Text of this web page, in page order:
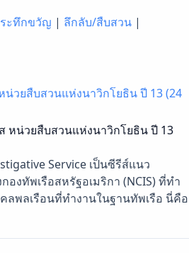
ระทึกขวัญ | ลึกลับ/สืบสวน |
น่วยสืบสวนแห่งนาวิกโยธิน ปี 13 (24
ส หน่วยสืบสวนแห่งนาวิกโยธิน ปี 13
Service เป็นซีรีส์แนว
ทัพเรือสหรัฐอเมริกา (NCIS) ที่ทำ
พลเรือนที่ทำงานในฐานทัพเรือ นี่คือ